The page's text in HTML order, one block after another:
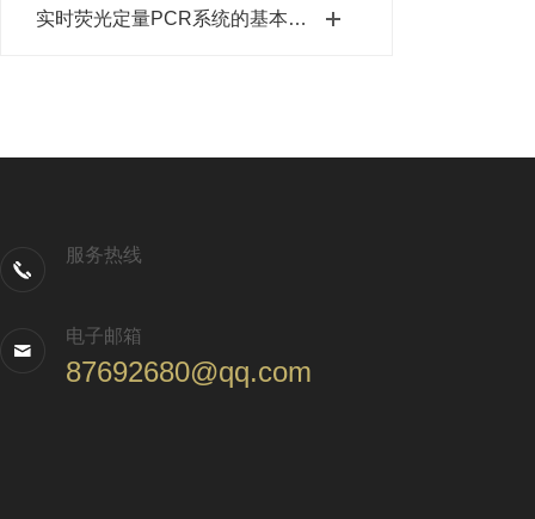
实时荧光定量PCR系统的基本原理
服务热线
电子邮箱
87692680@qq.com